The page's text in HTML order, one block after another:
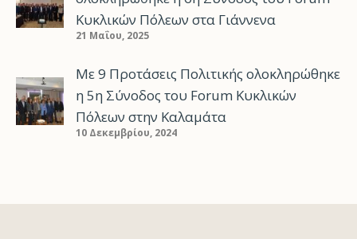
Κυκλικών Πόλεων στα Γιάννενα
21 Μαΐου, 2025
Με 9 Προτάσεις Πολιτικής ολοκληρώθηκε
η 5η Σύνοδος του Forum Κυκλικών
Πόλεων στην Καλαμάτα
10 Δεκεμβρίου, 2024